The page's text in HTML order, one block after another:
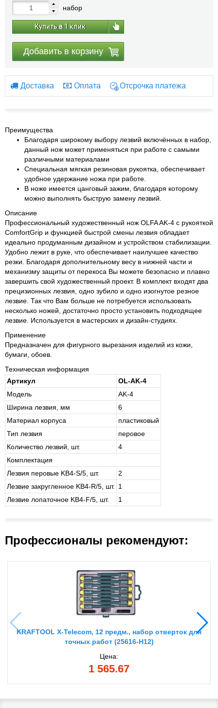
набор
Купить в 1 клик
Добавить в корзину
Доставка Оплата Отсрочка платежа
Преимущества
Благодаря широкому выбору лезвий включённых в набор,
данный нож может применяться при работе с самыми
различными материалами
Специальная мягкая резиновая рукоятка, обеспечивает
удобное удержание ножа при работе.
В ноже имеется цанговый зажим, благодаря которому
можно выполнять быструю замену лезвий.
Описание
Профессиональный художественный нож OLFA AK-4 с рукояткой
ComfortGrip и функцией быстрой смены лезвия обладает
идеально продуманным дизайном и устройством стабилизации.
Удобно лежит в руке, что обеспечивает наилучшее качество
резки. Благодаря дополнительному весу в нижней части и
механизму защиты от перекоса Вы можете безопасно и плавно
завершить свой художественный проект. В комплект входят два
прецизионных лезвия, одно зубило и одно изогнутое резное
лезвие. Так что Вам больше не потребуется использовать
несколько ножей, достаточно просто установить подходящее
лезвие. Используется в мастерских и дизайн-студиях.
Применение
Предназначен для фигурного вырезания изделий из кожи,
бумаги, обоев.
Техническая информация
Артикул
OL-AK-4
Модель
AK-4
Ширина лезвия, мм
6
Материал корпуса
пла­сти­ко­вый
Тип лезвия
пе­ро­вое
Количество лезвий, шт.
4
Комплектация
Лезвия перовые KB4-S/5, шт.
2
Лезвие закругленное KB4-R/5, шт. 1
Лезвие лопаточное KB4-F/5, шт.
1
Профессионалы рекомендуют:
KRAFTOOL X-Telecom, 12 предм., набор отверток для
точных работ (25616-H12)
Цена:
1 565.67